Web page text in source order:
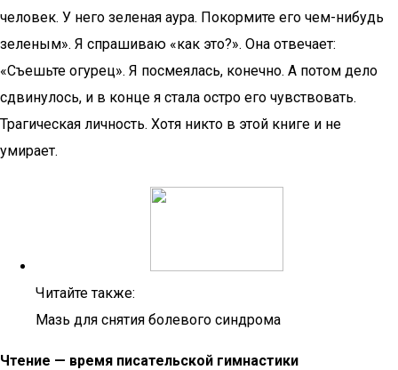
человек. У него зеленая аура. Покормите его чем-нибудь
зеленым». Я спрашиваю «как это?». Она отвечает:
«Съешьте огурец». Я посмеялась, конечно. А потом дело
сдвинулось, и в конце я стала остро его чувствовать.
Трагическая личность. Хотя никто в этой книге и не
умирает.
Читайте также:
Мазь для снятия болевого синдрома
Чтение — время писательской гимнастики